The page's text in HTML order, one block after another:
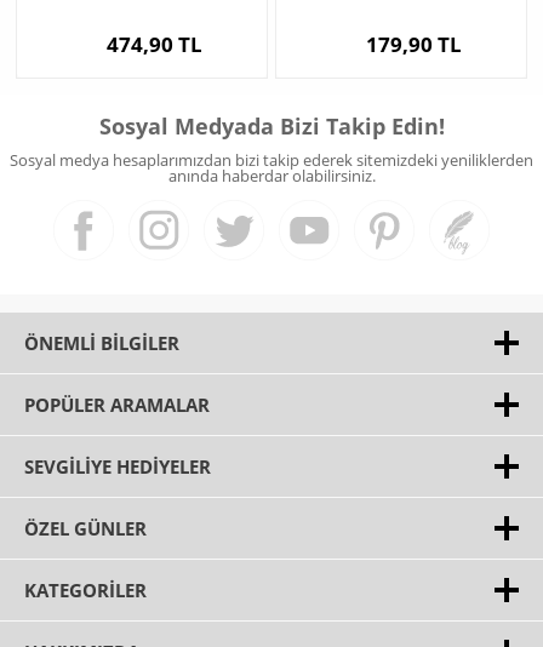
474,90 TL 179,90 TL
Sosyal Medyada Bizi Takip Edin!
Sosyal medya hesaplarımızdan bizi takip ederek sitemizdeki yeniliklerden
anında haberdar olabilirsiniz.
ÖNEMLI BILGILER
POPÜLER ARAMALAR
SEVGILIYE HEDIYELER
ÖZEL GÜNLER
KATEGORILER